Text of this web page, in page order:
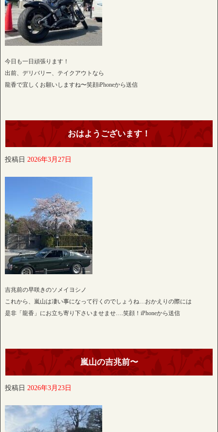
今日も一日頑張ります！
出前、デリバリー、テイクアウトなら
龍香で宜しくお願いしますね〜笑顔iPhoneから送信
おはようございます！
投稿日 2026年3月27日
吉兆前の早咲きのソメイヨシノ
これから、嵐山は凄い事になって行くのでしょうね…おかえりの際には
是非「龍香」にお立ち寄り下さいませませ….笑顔！iPhoneから送信
嵐山の吉兆前〜
投稿日 2026年3月23日